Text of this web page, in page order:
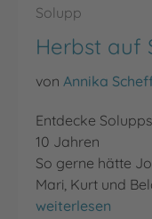
Solupp
Herbst auf
von Annika
Entdecke
10 Jahren
So gerne hätte
Mari, Kurt und
Herbst auf Solupp
weiterlesen